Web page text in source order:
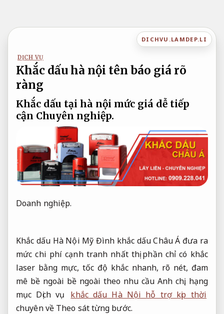
nội
DICHVU.LAMDEP.LI
DỊCH VỤ
Khắc dấu hà nội tên báo giá rõ
ràng
Khắc dấu tại hà nội mức giá dễ tiếp
cận Chuyên nghiệp.
Doanh nghiệp.
Khắc dấu Hà Nội Mỹ Đình khắc dấu Châu Á đưa ra
mức chi phí cạnh tranh nhất thị phần chỉ có khắc
laser bằng mực, tốc độ khắc nhanh, rõ nét, đam
mê bề ngoài bề ngoài theo nhu cầu Anh chị, hạng
mục Dịch vụ
khắc dấu Hà Nội hỗ trợ kịp thời
chuyên về Theo sát từng bước.